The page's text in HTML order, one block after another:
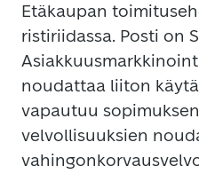
Etäkaupan
ristiriidassa. Posti on
noudattaa liiton
vapautuu
velvollisuuksien